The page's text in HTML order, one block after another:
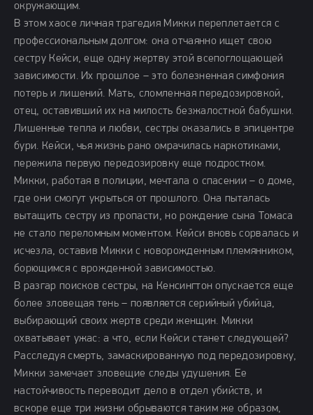
окружающим.
В этом хаосе личная трагедия Микки переплетается с
профессиональным долгом: она отчаянно ищет свою
сестру Кейси, еще одну жертву этой всепоглощающей
зависимости. Их прошлое – это болезненная симфония
потерь и лишений. Мать, сломленная передозировкой,
отец, оставивший их на милость безжалостной бабушки.
Лишенные тепла и любви, сестры оказались в эпицентре
бури. Кейси, чья жизнь рано омрачилась наркотиками,
пережила первую передозировку еще подростком.
Микки, работая в полиции, мечтала о спасении – о доме,
где они смогут укрыться от прошлого. Она пыталась
вытащить сестру из пропасти, но рождение сына Томаса
не стало переломным моментом. Кейси вновь сорвалась и
исчезла, оставив Микки с новорожденным племянником,
борющимся с врожденной зависимостью.
В разгар поисков сестры, на Кенсингтон опускается еще
более зловещая тень – появляется серийный убийца,
выбирающий своих жертв среди женщин. Микки
охватывает ужас: а что, если Кейси станет следующей?
Расследуя смерть, замаскированную под передозировку,
Микки замечает зловещие следы удушения. Ее
настойчивость переводит дело в отдел убийств, и
вскоре еще три жизни обрываются таким же образом,